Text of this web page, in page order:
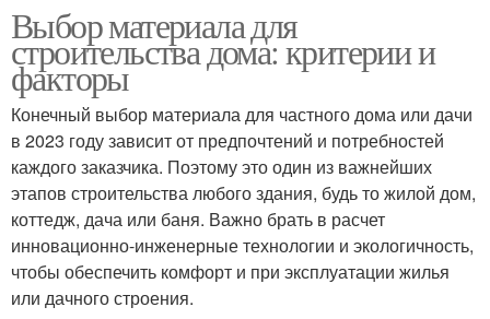
Выбор материала для
строительства дома: критерии и
факторы
Конечный выбор материала для частного дома или дачи
в 2023 году зависит от предпочтений и потребностей
каждого заказчика. Поэтому это один из важнейших
этапов строительства любого здания, будь то жилой дом,
коттедж, дача или баня. Важно брать в расчет
инновационно-инженерные технологии и экологичность,
чтобы обеспечить комфорт и при эксплуатации жилья
или дачного строения.